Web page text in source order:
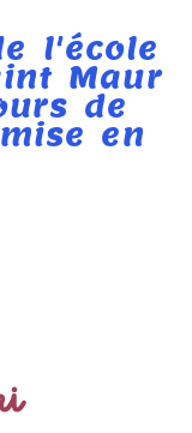
l'école
Maur
de
en